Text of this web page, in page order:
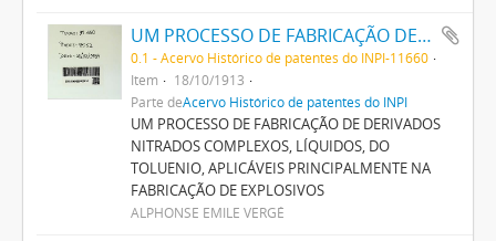
UM PROCESSO DE FABRICAÇÃO DE DERIVADOS NITRADOS COMPLEXOS, LIQUIDOS, DO TOLUENIO, APPLICAVEIS PRINCIPALMENTE NA FABRICAÇÃO DE EXPLOSIVOS
0.1 - Acervo Histórico de patentes do INPI-11660
Item
18/10/1913
Parte deAcervo Histórico de patentes do INPI
UM PROCESSO DE FABRICAÇÃO DE DERIVADOS
NITRADOS COMPLEXOS, LÍQUIDOS, DO
TOLUENIO, APLICÁVEIS PRINCIPALMENTE NA
FABRICAÇÃO DE EXPLOSIVOS
ALPHONSE EMILE VERGÉ